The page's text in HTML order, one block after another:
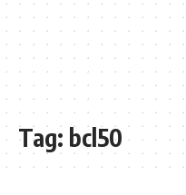
Tag: bcl50